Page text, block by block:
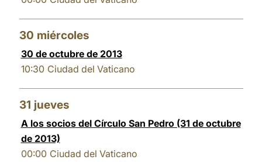
30 miércoles
30 de octubre de 2013
10:30 Ciudad del Vaticano
31 jueves
A los socios del Círculo San Pedro (31 de octubre
de 2013)
00:00 Ciudad del Vaticano